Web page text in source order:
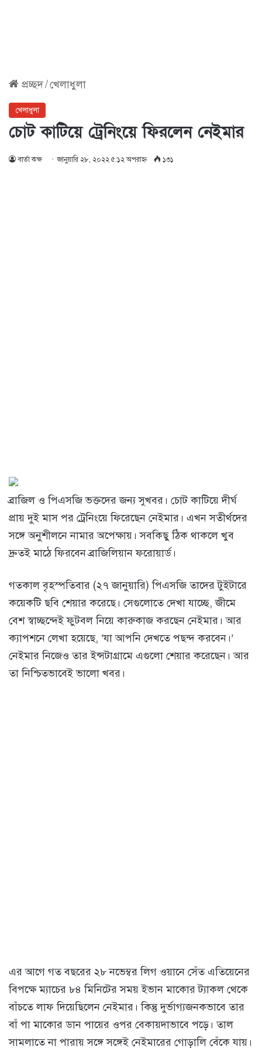
প্রচ্ছদ/খেলাধুলা
খেলাধুলা
চোট কাটিয়ে ট্রেনিংয়ে ফিরলেন নেইমার
বার্তা কক্ষ জানুয়ারি ২৮, ২০২২ ৫:১২ অপরাহ্ণ ১৩১
ব্রাজিল ও পিএসজি ভক্তদের জন্য সুখবর। চোট কাটিয়ে দীর্ঘ
প্রায় দুই মাস পর ট্রেনিংয়ে ফিরেছেন নেইমার। এখন সতীর্থদের
সঙ্গে অনুশীলনে নামার অপেক্ষায়। সবকিছু ঠিক থাকলে খুব
দ্রুতই মাঠে ফিরবেন ব্রাজিলিয়ান ফরোয়ার্ড।
গতকাল বৃহস্পতিবার (২৭ জানুয়ারি) পিএসজি তাদের টুইটারে
কয়েকটি ছবি শেয়ার করেছে। সেগুলোতে দেখা যাচ্ছে, জীমে
বেশ স্বাচ্ছন্দেই ফুটবল নিয়ে কারুকাজ করছেন নেইমার। আর
ক্যাপশনে লেখা হয়েছে, ‘যা আপনি দেখতে পছন্দ করবেন।’
নেইমার নিজেও তার ইন্সটাগ্রামে এগুলো শেয়ার করেছেন। আর
তা নিশ্চিতভাবেই ভালো খবর।
এর আগে গত বছরের ২৮ নভেম্বর লিগ ওয়ানে সেঁত এতিয়েনের
বিপক্ষে ম্যাচের ৮৪ মিনিটের সময় ইভান মাকোর ট্যাকল থেকে
বাঁচতে লাফ দিয়েছিলেন নেইমার। কিন্তু দুর্ভাগ্যজনকভাবে তার
বাঁ পা মাকোর ডান পায়ের ওপর বেকায়দাভাবে পড়ে। তাল
সামলাতে না পারায় সঙ্গে সঙ্গেই নেইমারের গোড়ালি বেঁকে যায়।